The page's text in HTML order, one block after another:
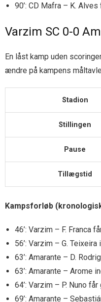
90’: CD Mafra – K.
Varzim SC 0-0
En låst kamp uden
ændre på kampens
Stadion
Stillingen
Pause
Tillægstid
Kampsforløb
46’: Varzim – F. Franca
56’: Varzim – G. Teixeira
63’: Amarante – D.
63’: Amarante – Arome
64’: Varzim – P. Nuno
69’: Amarante –